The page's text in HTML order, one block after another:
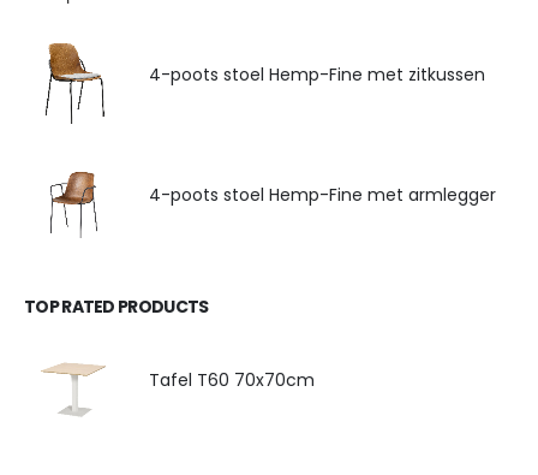
4-poots stoel Hemp-Fine met zitkussen
4-poots stoel Hemp-Fine met armlegger
TOP RATED PRODUCTS
Tafel T60 70x70cm